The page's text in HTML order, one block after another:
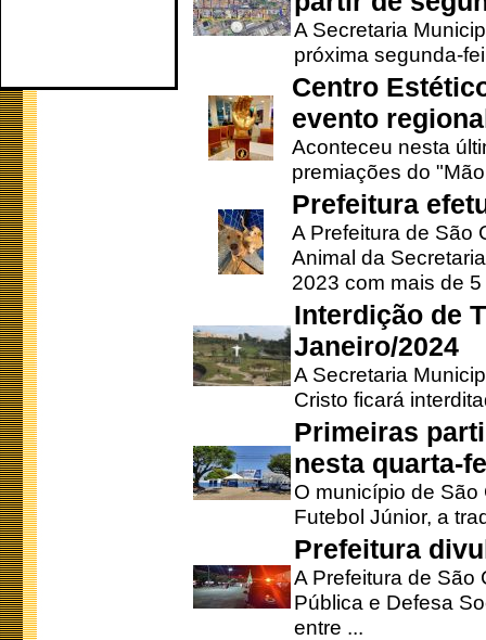
A Secretaria
próxima segunda-
Centro
evento
Aconteceu nesta
premiações do
Prefeitura
A Prefeitura de São
Animal da
2023 com mais de 5
Interdição de
Janeiro/2024
A Secretaria
Cristo ficará
Primeiras
nesta quarta-
O município de
Futebol Júnior, a
Prefeitura
A Prefeitura de São
Pública e Defesa
entre ...